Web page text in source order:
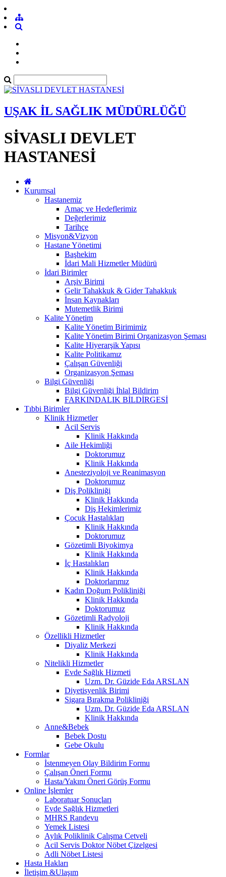
UŞAK İL SAĞLIK MÜDÜRLÜĞÜ
SİVASLI DEVLET
HASTANESİ
Kurumsal
Hastanemiz
Amaç ve Hedeflerimiz
Değerlerimiz
Tarihçe
Misyon&Vizyon
Hastane Yönetimi
Başhekim
İdari Mali Hizmetler Müdürü
İdari Birimler
Arşiv Birimi
Gelir Tahakkuk & Gider Tahakkuk
İnsan Kaynakları
Mutemetlik Birimi
Kalite Yönetim
Kalite Yönetim Birimimiz
Kalite Yönetim Birimi Organizasyon Şeması
Kalite Hiyerarşik Yapısı
Kalite Politikamız
Çalışan Güvenliği
Organizasyon Şeması
Bilgi Güvenliği
Bilgi Güvenliği İhlal Bildirim
FARKINDALIK BİLDİRGESİ
Tıbbi Birimler
Klinik Hizmetler
Acil Servis
Klinik Hakkında
Aile Hekimliği
Doktorumuz
Klinik Hakkında
Anesteziyoloji ve Reanimasyon
Doktorumuz
Diş Polikliniği
Klinik Hakkında
Diş Hekimlerimiz
Çocuk Hastalıkları
Klinik Hakkında
Doktorumuz
Gözetimli Biyokimya
Klinik Hakkında
İç Hastalıkları
Klinik Hakkında
Doktorlarımız
Kadın Doğum Polikliniği
Klinik Hakkında
Doktorumuz
Gözetimli Radyoloji
Klinik Hakkında
Özellikli Hizmetler
Diyaliz Merkezi
Klinik Hakkında
Nitelikli Hizmetler
Evde Sağlık Hizmeti
Uzm. Dr. Güzide Eda ARSLAN
Diyetisyenlik Birimi
Sigara Bırakma Polikliniği
Uzm. Dr. Güzide Eda ARSLAN
Klinik Hakkında
Anne&Bebek
Bebek Dostu
Gebe Okulu
Formlar
İstenmeyen Olay Bildirim Formu
Çalışan Öneri Formu
Hasta/Yakını Öneri Görüş Formu
Online İşlemler
Laboratuar Sonuçları
Evde Sağlık Hizmetleri
MHRS Randevu
Yemek Listesi
Aylık Poliklinik Çalışma Cetveli
Acil Servis Doktor Nöbet Çizelgesi
Adli Nöbet Listesi
Hasta Hakları
İletişim &Ulaşım